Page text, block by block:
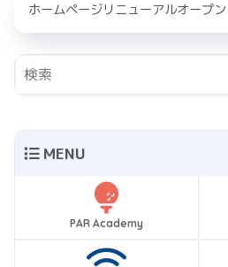
ホームページリニューアルオープン
MENU
PAR Academy